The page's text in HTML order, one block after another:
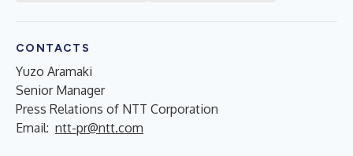
CONTACTS
Yuzo Aramaki
Senior Manager
Press Relations of NTT Corporation
Email: ntt-pr@ntt.com